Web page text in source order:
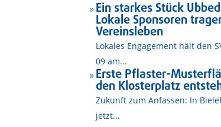
9 Ein starkes Stück
Lokale Sponsoren
Vereinsleben
Lokales Engagement hält den
09 am...
9 Erste Pflaster-
den Klosterplatz
Zukunft zum Anfassen: In
jetzt...